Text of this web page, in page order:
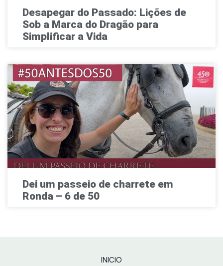
Desapegar do Passado: Lições de
Sob a Marca do Dragão para
Simplificar a Vida
Dei um passeio de charrete em
Ronda – 6 de 50
INICIO